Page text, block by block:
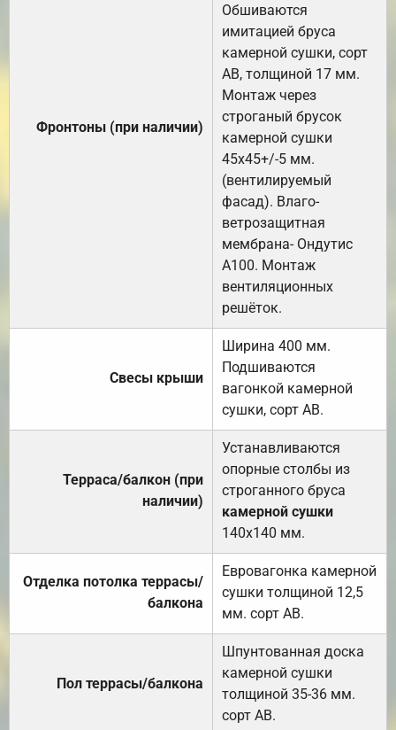
Фронтоны (при наличии)
Обшиваются
имитацией бруса
камерной сушки, сорт
АВ, толщиной 17 мм.
Монтаж через
строганый брусок
камерной сушки
45х45+/-5 мм.
(вентилируемый
фасад). Влаго-
ветрозащитная
мембрана- Ондутис
А100. Монтаж
вентиляционных
решёток.
Свесы крыши
Ширина 400 мм.
Подшиваются
вагонкой камерной
сушки, сорт АВ.
Терраса/балкон (при
наличии)
Устанавливаются
опорные столбы из
строганного бруса
камерной сушки
140х140 мм.
Отделка потолка террасы/
балкона
Евровагонка камерной
сушки толщиной 12,5
мм. сорт АВ.
Пол террасы/балкона
Шпунтованная доска
камерной сушки
толщиной 35-36 мм.
сорт АВ.